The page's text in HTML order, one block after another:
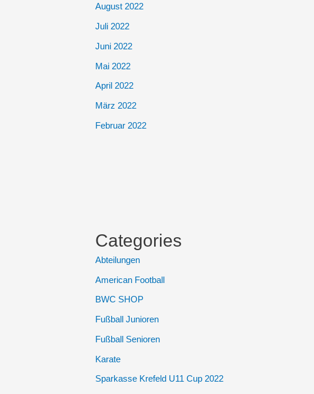
August 2022
Juli 2022
Juni 2022
Mai 2022
April 2022
März 2022
Februar 2022
Categories
Abteilungen
American Football
BWC SHOP
Fußball Junioren
Fußball Senioren
Karate
Sparkasse Krefeld U11 Cup 2022